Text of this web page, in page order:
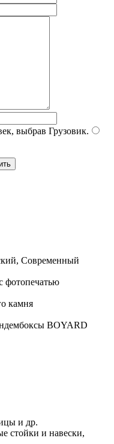
выбрав Грузовик.
Современный
фотопечатью
камня
BOYARD
и др.
стойки и навески,